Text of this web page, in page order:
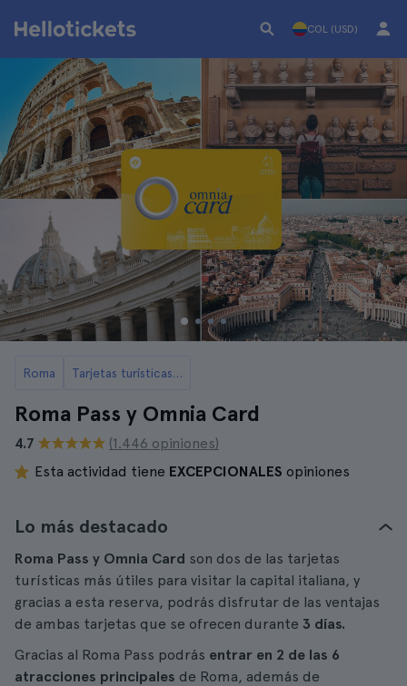
COL (USD)
Roma Tarjetas turísticas de Roma
Roma Pass y Omnia Card
4.7
(1.446 opiniones)
Esta actividad tiene EXCEPCIONALES opiniones
Lo más destacado
Roma Pass y Omnia Card son dos de las tarjetas
turísticas más útiles para visitar la capital italiana, y
gracias a esta reserva, podrás disfrutar de las ventajas
de ambas tarjetas que se ofrecen durante 3 días.
Gracias al Roma Pass podrás entrar en 2 de las 6
atracciones principales de Roma, además de